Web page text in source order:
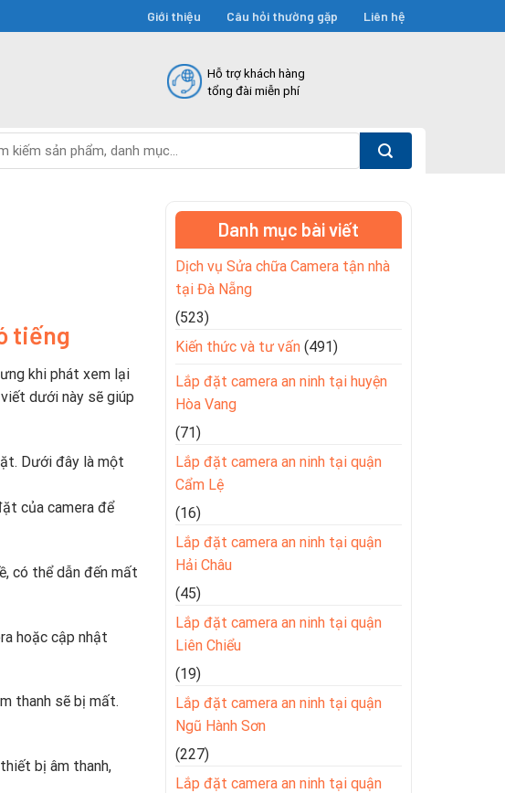
Giới thiệu Câu hỏi thường gặp Liên hệ
Hỗ trợ khách hàng
tổng đài miễn phí
tiếng
khi phát xem lại
dưới này sẽ giúp
Dưới đây là một
của camera để
có thể dẫn đến mất
hoặc cập nhật
thanh sẽ bị mất.
bị âm thanh,
Danh mục bài viết
Dịch vụ Sửa chữa Camera tận nhà
tại Đà Nẵng
(523)
Kiến thức và tư vấn (491)
Lắp đặt camera an ninh tại huyện
Hòa Vang
(71)
Lắp đặt camera an ninh tại quận
Cẩm Lệ
(16)
Lắp đặt camera an ninh tại quận
Hải Châu
(45)
Lắp đặt camera an ninh tại quận
Liên Chiểu
(19)
Lắp đặt camera an ninh tại quận
Ngũ Hành Sơn
(227)
Lắp đặt camera an ninh tại quận